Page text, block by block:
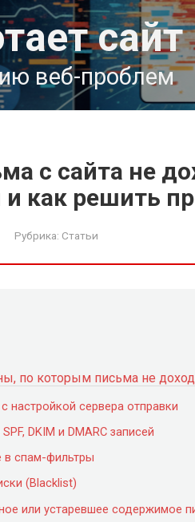
сайт
веб-проблем
с сайта не
и как решить
Рубрика: Статьи
по которым письма не
настройкой сервера отправки
DKIM и DMARC записей
в спам-фильтры
(Blacklist)
или устаревшее содержимое